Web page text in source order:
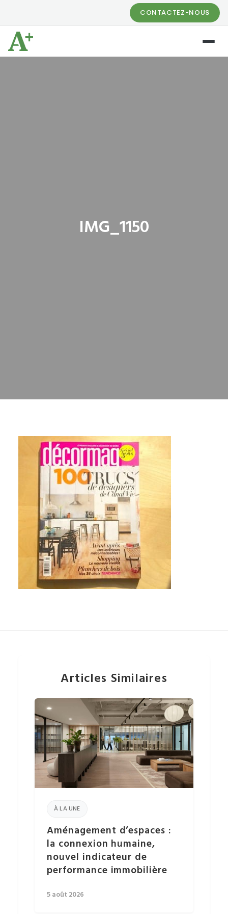
CONTACTEZ-NOUS
IMG_1150
Articles Similaires
À LA UNE
Aménagement d’espaces :
la connexion humaine,
nouvel indicateur de
performance immobilière
5 août 2026